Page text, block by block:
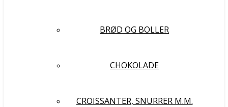
BRØD OG BOLLER
CHOKOLADE
CROISSANTER, SNURRER M.M.